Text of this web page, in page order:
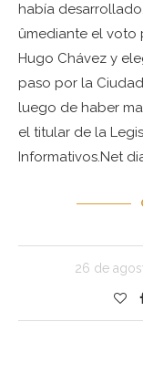
había
ûmediante el voto
Hugo Chávez y
paso por la
luego de haber
el titular de la
Informativos.Net
26 de